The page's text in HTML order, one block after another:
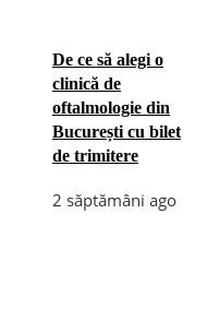
De ce să alegi o
clinică de
oftalmologie din
București cu bilet
de trimitere
2 săptămâni ago